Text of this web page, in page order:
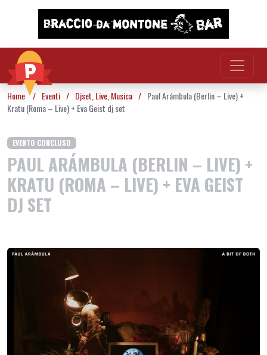
Vai al contenuto
Home / Eventi / Djset Live Musica / Paul Arámbula (Berlin – Live) +
Kratu (Roma – Live) + Eva Geist dj set
EVENTO CONCLUSO
PAUL ARÁMBULA (BERLIN – LIVE) +
KRATU (ROMA – LIVE) + EVA GEIST
DJ SET